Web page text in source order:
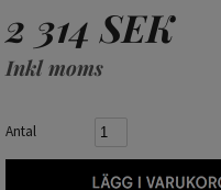
2 314 SEK
Inkl moms
Antal